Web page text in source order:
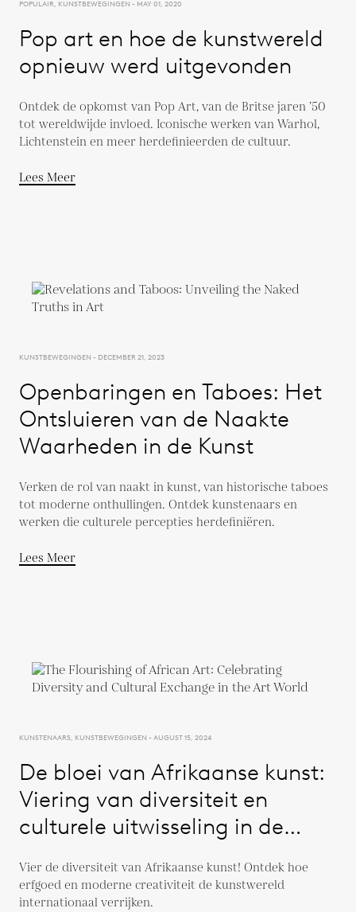
POPULAIR, KUNSTBEWEGINGEN - MAY 01, 2020
Pop art en hoe de kunstwereld
opnieuw werd uitgevonden
Ontdek de opkomst van Pop Art, van de Britse jaren ’50
tot wereldwijde invloed. Iconische werken van Warhol,
Lichtenstein en meer herdefinieerden de cultuur.
Lees Meer
KUNSTBEWEGINGEN - DECEMBER 21, 2023
Openbaringen en Taboes: Het
Ontsluieren van de Naakte
Waarheden in de Kunst
Verken de rol van naakt in kunst, van historische taboes
tot moderne onthullingen. Ontdek kunstenaars en
werken die culturele percepties herdefiniëren.
Lees Meer
KUNSTENAARS, KUNSTBEWEGINGEN - AUGUST 15, 2024
De bloei van Afrikaanse kunst:
Viering van diversiteit en
culturele uitwisseling in de
Vier de diversiteit van Afrikaanse kunst! Ontdek hoe
erfgoed en moderne creativiteit de kunstwereld
internationaal verrijken.